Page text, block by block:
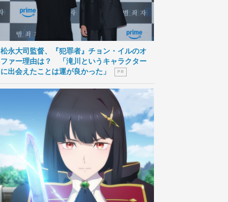
松永大司監督、『犯罪者』チョン・イルのオ
ファー理由は？ 「滝川というキャラクター
に出会えたことは運が良かった」
P R